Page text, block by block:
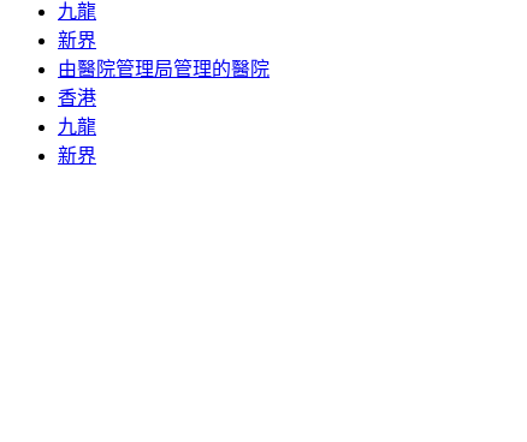
九龍
新界
由醫院管理局管理的醫院
香港
九龍
新界